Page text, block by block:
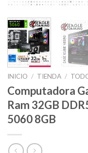
INICIO / TIENDA /
Computadora
Ram 32GB
5060 8GB